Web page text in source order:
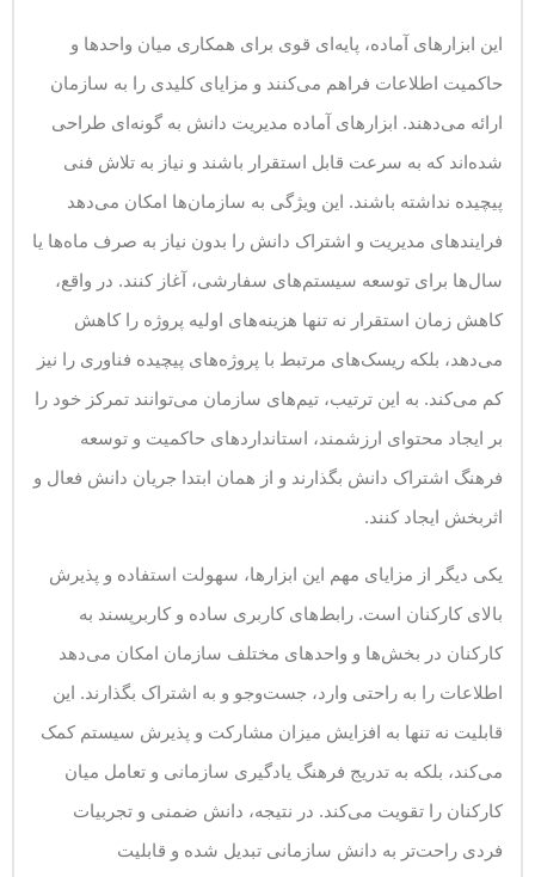
این ابزارهای آماده، پایه‌ای قوی برای همکاری میان واحدها و
حاکمیت اطلاعات فراهم می‌کنند و مزایای کلیدی را به سازمان
ارائه می‌دهند. ابزارهای آماده مدیریت دانش به گونه‌ای طراحی
شده‌اند که به سرعت قابل استقرار باشند و نیاز به تلاش فنی
پیچیده نداشته باشند. این ویژگی به سازمان‌ها امکان می‌دهد
فرایندهای مدیریت و اشتراک دانش را بدون نیاز به صرف ماه‌ها یا
سال‌ها برای توسعه سیستم‌های سفارشی، آغاز کنند. در واقع،
کاهش زمان استقرار نه تنها هزینه‌های اولیه پروژه را کاهش
می‌دهد، بلکه ریسک‌های مرتبط با پروژه‌های پیچیده فناوری را نیز
کم می‌کند. به این ترتیب، تیم‌های سازمان می‌توانند تمرکز خود را
بر ایجاد محتوای ارزشمند، استانداردهای حاکمیت و توسعه
فرهنگ اشتراک دانش بگذارند و از همان ابتدا جریان دانش فعال و
اثربخش ایجاد کنند.
یکی دیگر از مزایای مهم این ابزارها، سهولت استفاده و پذیرش
بالای کارکنان است. رابط‌های کاربری ساده و کاربرپسند به
کارکنان در بخش‌ها و واحدهای مختلف سازمان امکان می‌دهد
اطلاعات را به راحتی وارد، جست‌وجو و به اشتراک بگذارند. این
قابلیت نه تنها به افزایش میزان مشارکت و پذیرش سیستم کمک
می‌کند، بلکه به تدریج فرهنگ یادگیری سازمانی و تعامل میان
کارکنان را تقویت می‌کند. در نتیجه، دانش ضمنی و تجربیات
فردی راحت‌تر به دانش سازمانی تبدیل شده و قابلیت